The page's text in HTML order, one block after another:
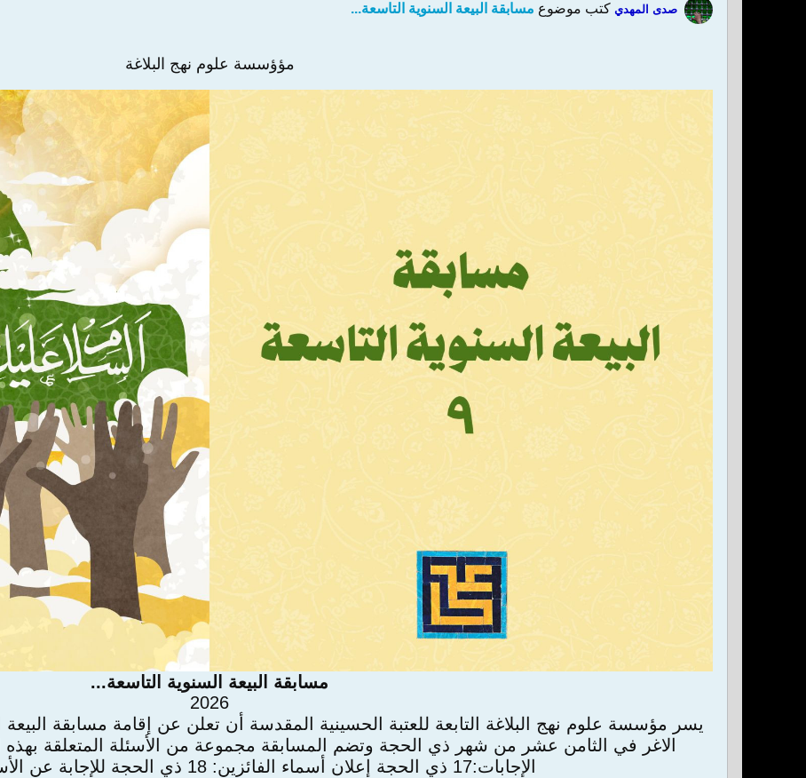
صدى المهدي كتب موضوع مسابقة البيعة السنوية التاسعة...
مؤؤسسة علوم نهج البلاغة
مسابقة البيعة السنوية التاسعة...
2026
يسر مؤسسة علوم نهج البلاغة التابعة للعتبة الحسينية المقدسة أن تعلن عن إقامة مسابقة البيعة
الاغر في الثامن عشر من شهر ذي الحجة وتضم المسابقة مجموعة من الأسئلة المتعلقة بهذه
الإجابات:17 ذي الحجة إعلان أسماء الفائزين: 18 ذي الحجة للإجابة عن الأسئلة عبر الرابط: